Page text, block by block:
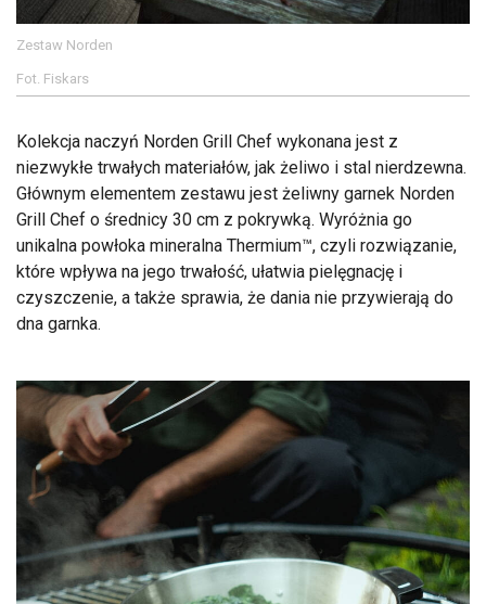
Zestaw Norden
Fot. Fiskars
Kolekcja naczyń Norden Grill Chef wykonana jest z
niezwykłe trwałych materiałów, jak żeliwo i stal nierdzewna.
Głównym elementem zestawu jest żeliwny garnek Norden
Grill Chef o średnicy 30 cm z pokrywką. Wyróżnia go
unikalna powłoka mineralna Thermium™, czyli rozwiązanie,
które wpływa na jego trwałość, ułatwia pielęgnację i
czyszczenie, a także sprawia, że dania nie przywierają do
dna garnka.